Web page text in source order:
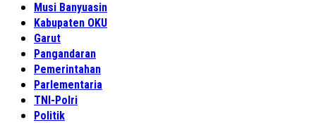
Musi Banyuasin
Kabupaten OKU
Garut
Pangandaran
Pemerintahan
Parlementaria
TNI-Polri
Politik